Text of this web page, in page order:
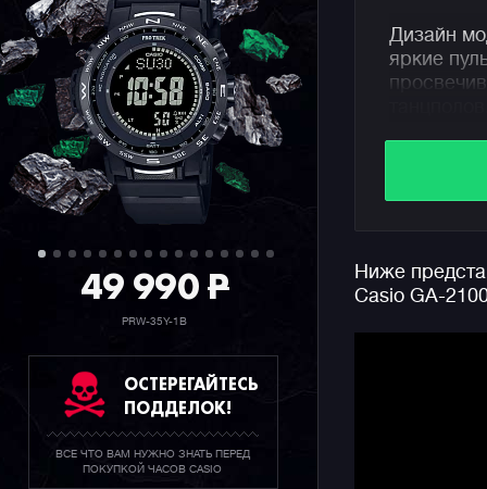
49 990P
PRW-35Y-1B
ОСТЕРЕГАЙТЕСЬ
ПОДДЕЛОК!
ВСЕ ЧТО ВАМ НУЖНО ЗНАТЬ ПЕРЕД
ПОКУПКОЙ ЧАСОВ CASIO
Дизайн
яркие
Модель
Ниже
Casio GA-